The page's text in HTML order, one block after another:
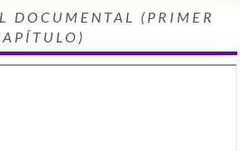
DOCUMENTAL (PRIMER